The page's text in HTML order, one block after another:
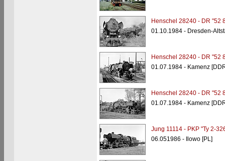
Henschel 28240 - DR "52
01.10.1984 - Dresden-
Henschel 28240 - DR "52
01.07.1984 - Kamenz
Henschel 28240 - DR "52
01.07.1984 - Kamenz
Jung 11114 - PKP "Ty 2-
06.051986 - Ilowo [PL]